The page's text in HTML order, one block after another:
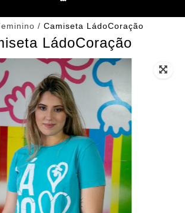
/ Camiseta LádoCoração
LádoCoração